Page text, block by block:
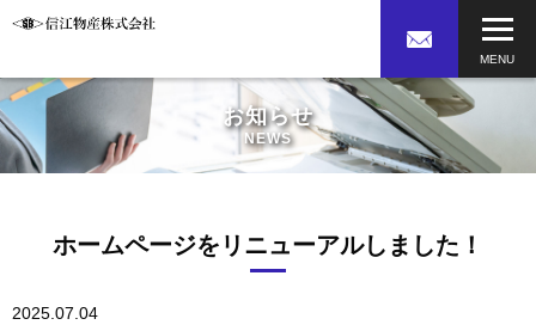
お知らせ
NEWS
ホームページをリニューアルしました！
2025.07.04